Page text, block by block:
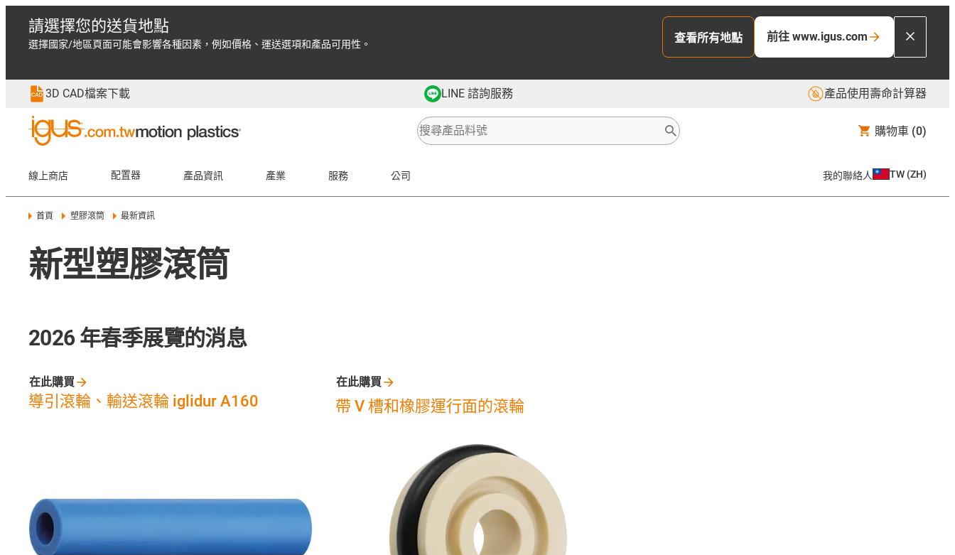
請選擇您的送貨地點
選擇國家/地區頁面可能會影響各種因素，例如價格、運送選項和產品可用性。 查看所有地點 前往 www.igus.com
3D CAD檔案下載 LINE 諮詢服務 產品使用壽命計算器
購物車 (0)
線上商店 配置器 產品資訊 產業 服務 公司 我的聯絡人 TW (ZH)
首頁 塑膠滾筒 最新資訊
新型塑膠滾筒
2026 年春季展覽的消息
導引滾輪、輸送滾輪 iglidur A160
在此購買
帶 V 槽和橡膠運行面的滾輪
在此購買